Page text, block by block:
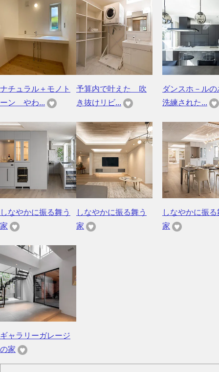
ナチュラル＋モノト
ーン やわ...
予算内で叶えた 吹
き抜けリビ...
ダンスホ－ルの
洗練された...
しなやかに振る舞う
家
しなやかに振る舞う
家
しなやかに振る
家
ギャラリーガレージ
の家